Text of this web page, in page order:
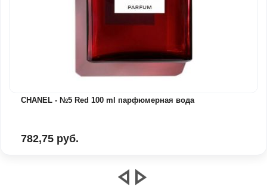
CHANEL - №5 Red 100 ml парфюмерная вода
782,75 руб.